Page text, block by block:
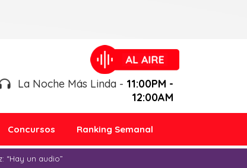
La Noche Más Linda - 11:00PM -
12:00AM
Concursos Ranking Semanal
“Hay un audio”